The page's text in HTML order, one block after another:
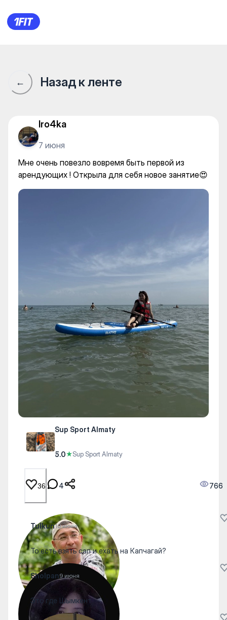
Sup Sport Almaty —
← Назад к ленте
Iro4ka
7 июня
Мне очень повезло вовремя быть первой из
арендующих ! Открыла для себя новое занятие😍
Sup Sport Almaty
5.0★Sup Sport Almaty
36 4 766
Tulkun10 июня
То есть взять сап и ехать на Капчагай?
Sholpan9 июня
Это где Шымкент